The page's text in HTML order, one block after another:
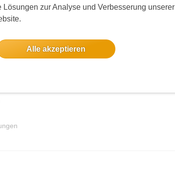
zur Analyse und Verbesserung unserer
Alle akzeptieren